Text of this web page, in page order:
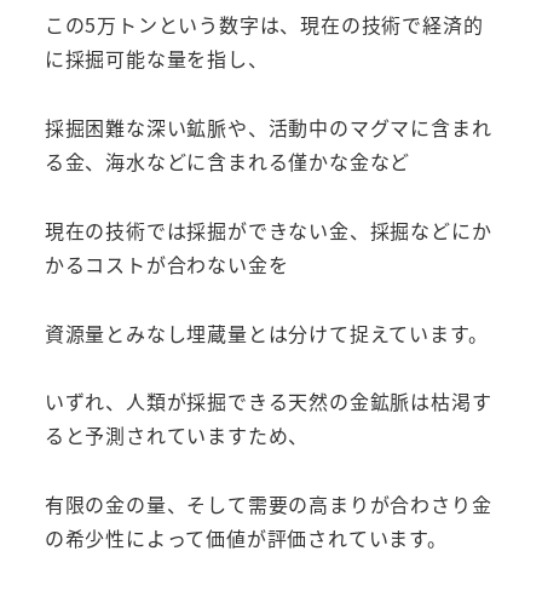
この5万トンという数字は、現在の技術で経済的
に採掘可能な量を指し、
採掘困難な深い鉱脈や、活動中のマグマに含まれ
る金、海水などに含まれる僅かな金など
現在の技術では採掘ができない金、採掘などにか
かるコストが合わない金を
資源量とみなし埋蔵量とは分けて捉えています。
いずれ、人類が採掘できる天然の金鉱脈は枯渇す
ると予測されていますため、
有限の金の量、そして需要の高まりが合わさり金
の希少性によって価値が評価されています。